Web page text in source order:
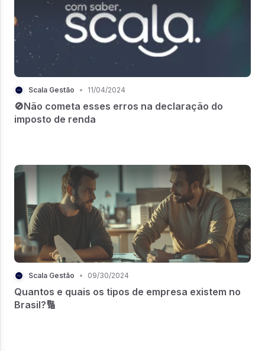
Scala Gestão • 11/04/2024
🚫Não cometa esses erros na declaração do
imposto de renda
Scala Gestão • 09/30/2024
Quantos e quais os tipos de empresa existem no
Brasil?🔢